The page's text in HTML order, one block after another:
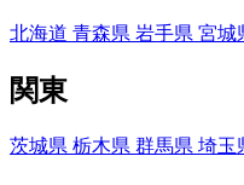
北海道 青森県 岩手県 宮城
関東
茨城県 栃木県 群馬県 埼玉